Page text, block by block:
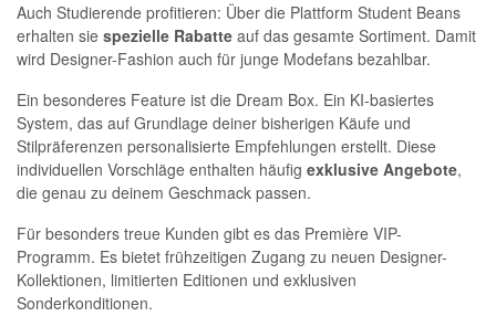
Auch Studierende profitieren: Über die Plattform Student Beans
erhalten sie spezielle Rabatte auf das gesamte Sortiment. Damit
wird Designer-Fashion auch für junge Modefans bezahlbar.
Ein besonderes Feature ist die Dream Box. Ein KI-basiertes
System, das auf Grundlage deiner bisherigen Käufe und
Stilpräferenzen personalisierte Empfehlungen erstellt. Diese
individuellen Vorschläge enthalten häufig exklusive Angebote,
die genau zu deinem Geschmack passen.
Für besonders treue Kunden gibt es das Première VIP-
Programm. Es bietet frühzeitigen Zugang zu neuen Designer-
Kollektionen, limitierten Editionen und exklusiven
Sonderkonditionen.